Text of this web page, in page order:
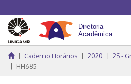
Caderno Horários 2020 2S -
HH685